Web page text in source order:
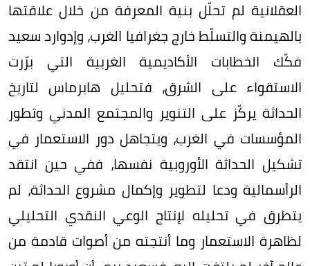
العقلانية لم تحلّل بنية المعرفة من خلال علاقتها
بالهيمنة والتسلّط خارج جغرافيا الغرب، وإدوارد سعيد
فكّك الخطابات الأكاديمية الغربية التي برّرت
الاستقواء على الشرق، فتحليل هابرماس لتاريخ
الحداثة يركّز على التنوير والمجتمع المدني وتطور
المؤسسات في الغرب، ويتجاهل دور الاستعمار في
تشكيل الحداثة الأوروبية نفسها، ففي حين انتقد
الرأسمالية ودعا لتطوير وإكمال مشروع الحداثة، لم
يتطرق في تحليله لإنتاج الوعي النقدي التحليلي
لظاهرة الاستعمار وما أنتجته من أصوات قادمة من